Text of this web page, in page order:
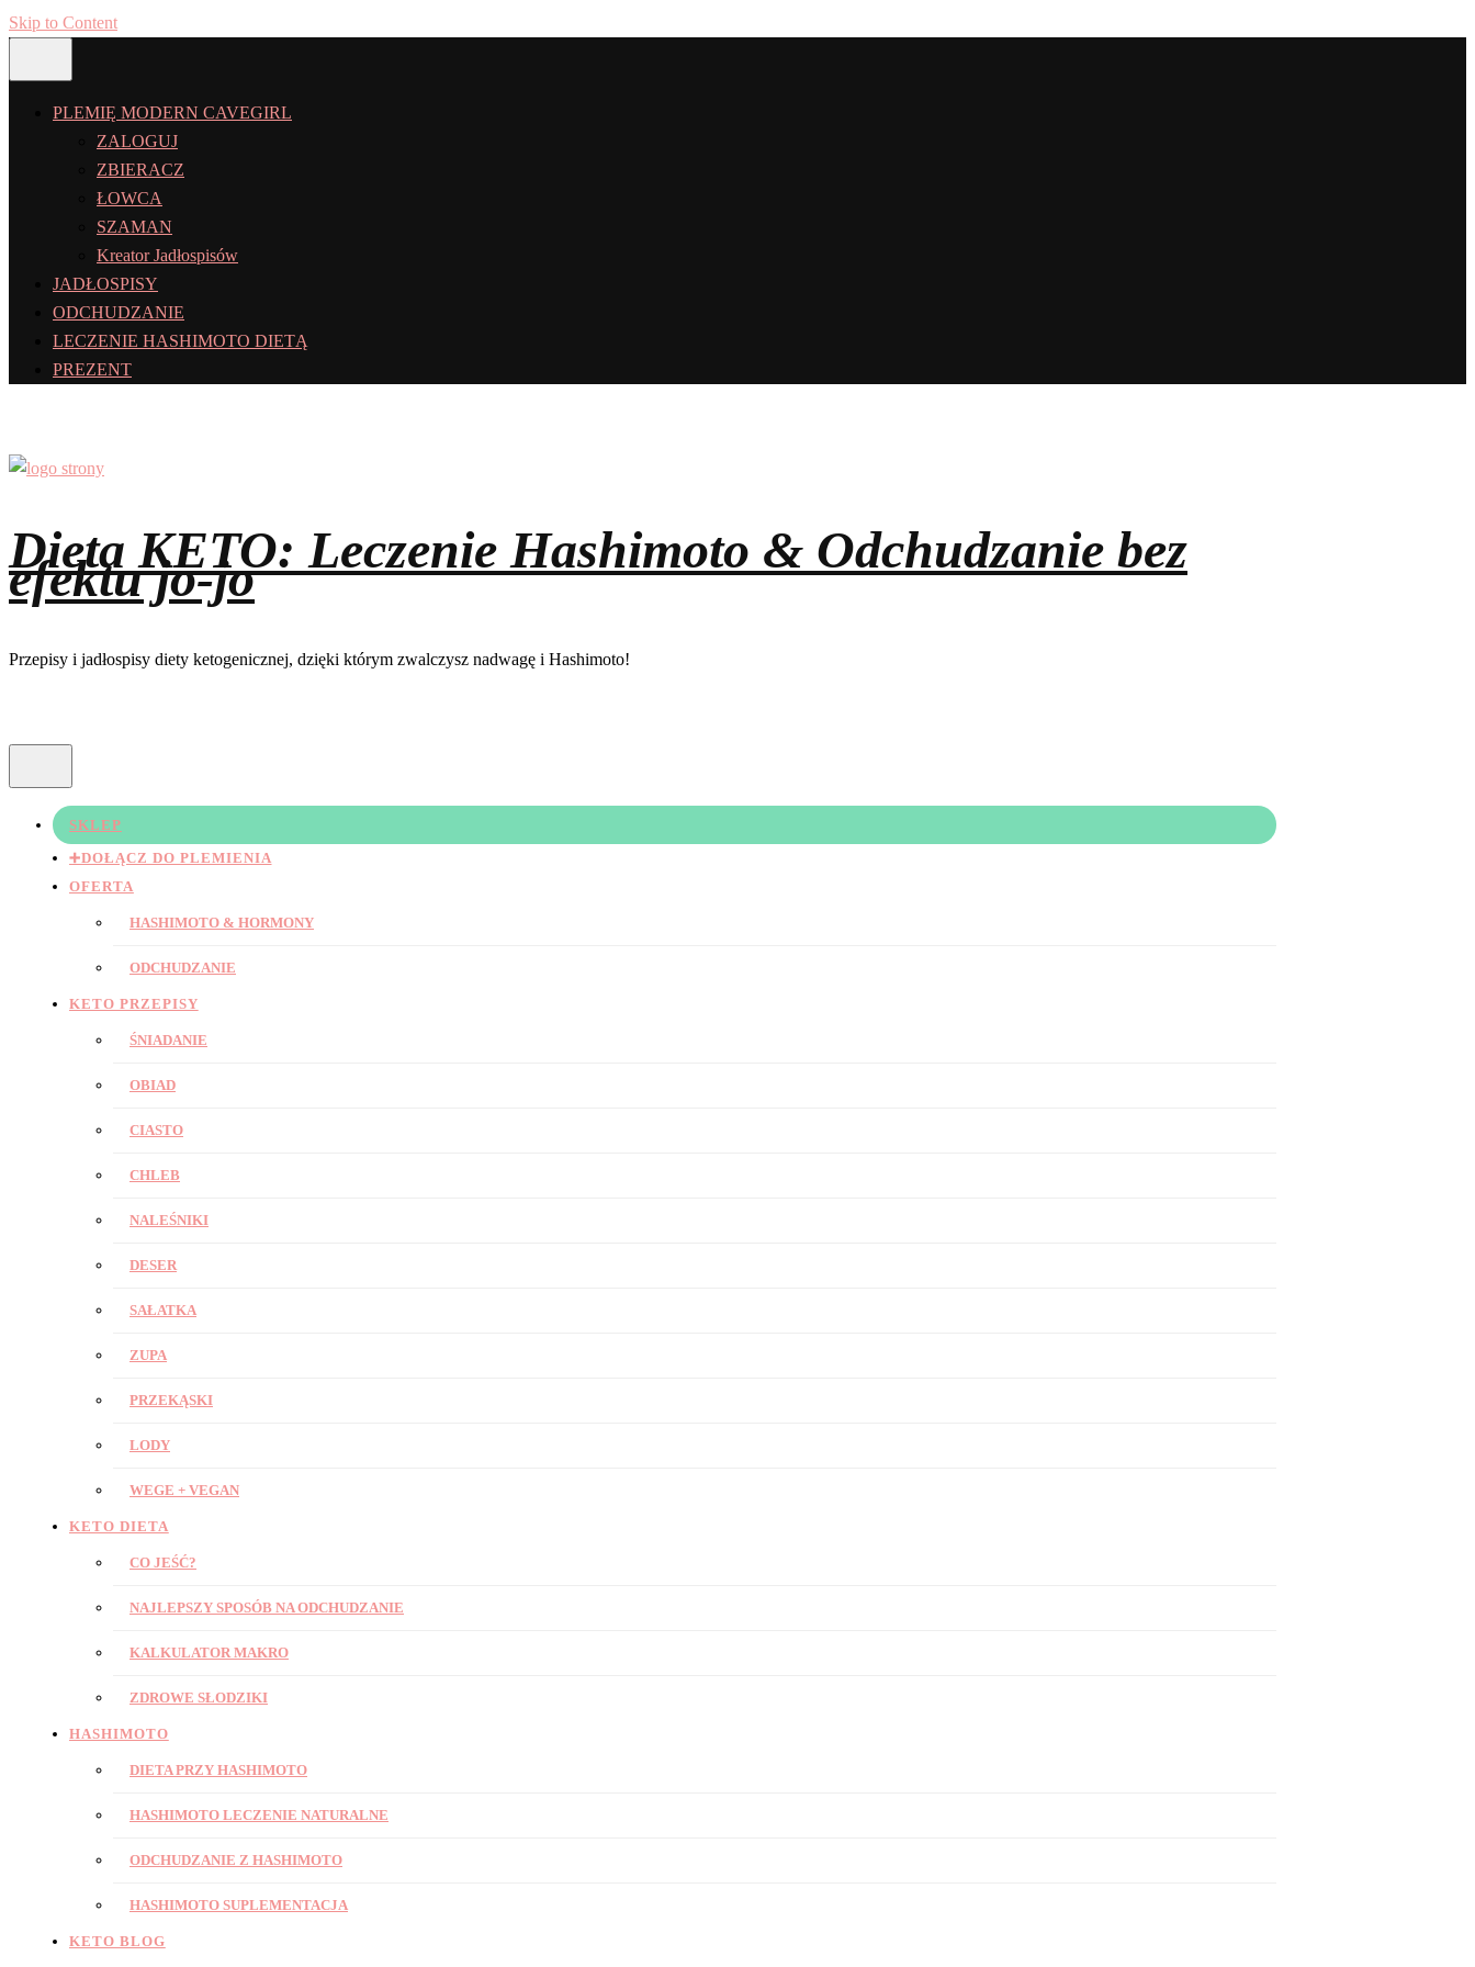
Skip to Content
PLEMIĘ MODERN CAVEGIRL
ZALOGUJ
ZBIERACZ
ŁOWCA
SZAMAN
Kreator Jadłospisów
JADŁOSPISY
ODCHUDZANIE
LECZENIE HASHIMOTO DIETĄ
PREZENT
Dieta KETO: Leczenie Hashimoto & Odchudzanie bez
efektu jo-jo
Przepisy i jadłospisy diety ketogenicznej, dzięki którym zwalczysz nadwagę i Hashimoto!
SKLEP
➕DOŁĄCZ DO PLEMIENIA
OFERTA
HASHIMOTO & HORMONY
ODCHUDZANIE
KETO PRZEPISY
ŚNIADANIE
OBIAD
CIASTO
CHLEB
NALEŚNIKI
DESER
SAŁATKA
ZUPA
PRZEKĄSKI
LODY
WEGE + VEGAN
KETO DIETA
CO JEŚĆ?
NAJLEPSZY SPOSÓB NA ODCHUDZANIE
KALKULATOR MAKRO
ZDROWE SŁODZIKI
HASHIMOTO
DIETA PRZY HASHIMOTO
HASHIMOTO LECZENIE NATURALNE
ODCHUDZANIE Z HASHIMOTO
HASHIMOTO SUPLEMENTACJA
KETO BLOG